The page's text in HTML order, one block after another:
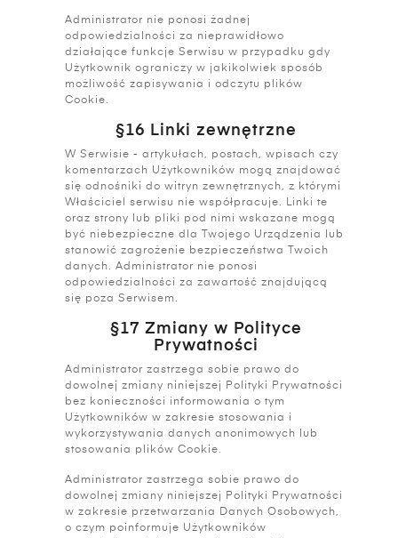
Administrator nie ponosi żadnej
odpowiedzialności za nieprawidłowo
działające funkcje Serwisu w przypadku gdy
Użytkownik ograniczy w jakikolwiek sposób
możliwość zapisywania i odczytu plików
Cookie.
§16 Linki zewnętrzne
W Serwisie - artykułach, postach, wpisach czy
komentarzach Użytkowników mogą znajdować
się odnośniki do witryn zewnętrznych, z którymi
Właściciel serwisu nie współpracuje. Linki te
oraz strony lub pliki pod nimi wskazane mogą
być niebezpieczne dla Twojego Urządzenia lub
stanowić zagrożenie bezpieczeństwa Twoich
danych. Administrator nie ponosi
odpowiedzialności za zawartość znajdującą
się poza Serwisem.
§17 Zmiany w Polityce
Prywatności
Administrator zastrzega sobie prawo do
dowolnej zmiany niniejszej Polityki Prywatności
bez konieczności informowania o tym
Użytkowników w zakresie stosowania i
wykorzystywania danych anonimowych lub
stosowania plików Cookie.
Administrator zastrzega sobie prawo do
dowolnej zmiany niniejszej Polityki Prywatności
w zakresie przetwarzania Danych Osobowych,
o czym poinformuje Użytkowników